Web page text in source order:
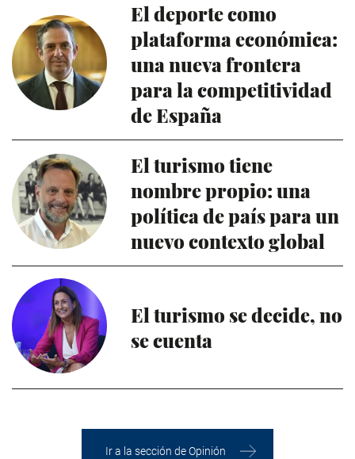
El deporte como
plataforma económica:
una nueva frontera
para la competitividad
de España
El turismo tiene
nombre propio: una
política de país para un
nuevo contexto global
El turismo se decide, no
se cuenta
Ir a la sección de Opinión